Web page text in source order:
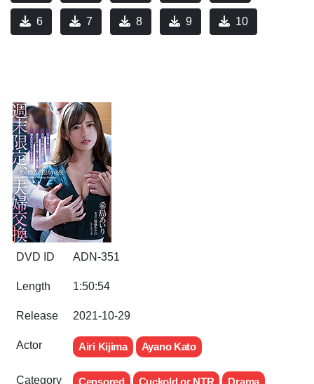
6 7 8 9 10
DVD ID ADN-351
Length 1:50:54
Release 2021-10-29
Actor Airi Kijima Ayano Kato
Category Censored Cuckold or NTR
Drama